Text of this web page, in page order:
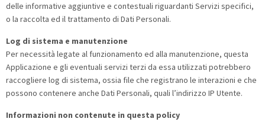
delle informative aggiuntive e contestuali riguardanti Servizi specifici,
o la raccolta ed il trattamento di Dati Personali.
Log di sistema e manutenzione
Per necessità legate al funzionamento ed alla manutenzione, questa
Applicazione e gli eventuali servizi terzi da essa utilizzati potrebbero
raccogliere log di sistema, ossia file che registrano le interazioni e che
possono contenere anche Dati Personali, quali l’indirizzo IP Utente.
Informazioni non contenute in questa policy